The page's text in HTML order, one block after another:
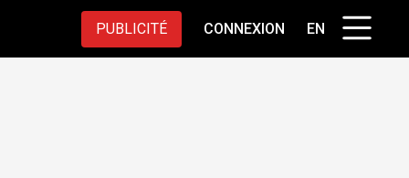
PUBLICITÉ CONNEXION EN